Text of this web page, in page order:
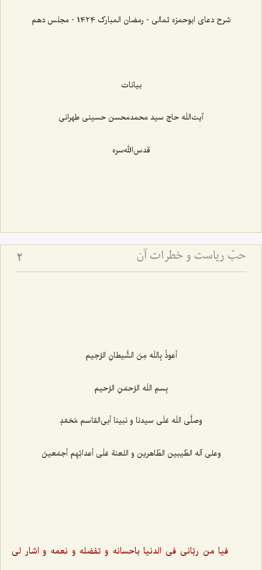
شرح دعای ابوحمزه ثمالی - رمضان المبارک 1424 - مجلس دهم
بیانات
آیت‌اللَه حاج سید محمدمحسن حسینی طهرانی
قدس‌الله‌سره
حبّ ریاست و خطرات آن 2
أعوذُ بِاللَه مِنَ الشَّیطانِ الرَّجیم‌
بِسمِ اللَه الرَّحمَنِ الرَّحیم‌
وصلَّى اللَه عَلَى سیدنا و نبینا أبى‌القاسم مُحَمّدٍ
وعلى آله الطّیبین الطّاهرین و اللعنة عَلَى أعدائِهِم أجمَعینَ‌
فیا من ربّانى فى الدنیا باحسانه و تفضله و نعمه و اشار لى